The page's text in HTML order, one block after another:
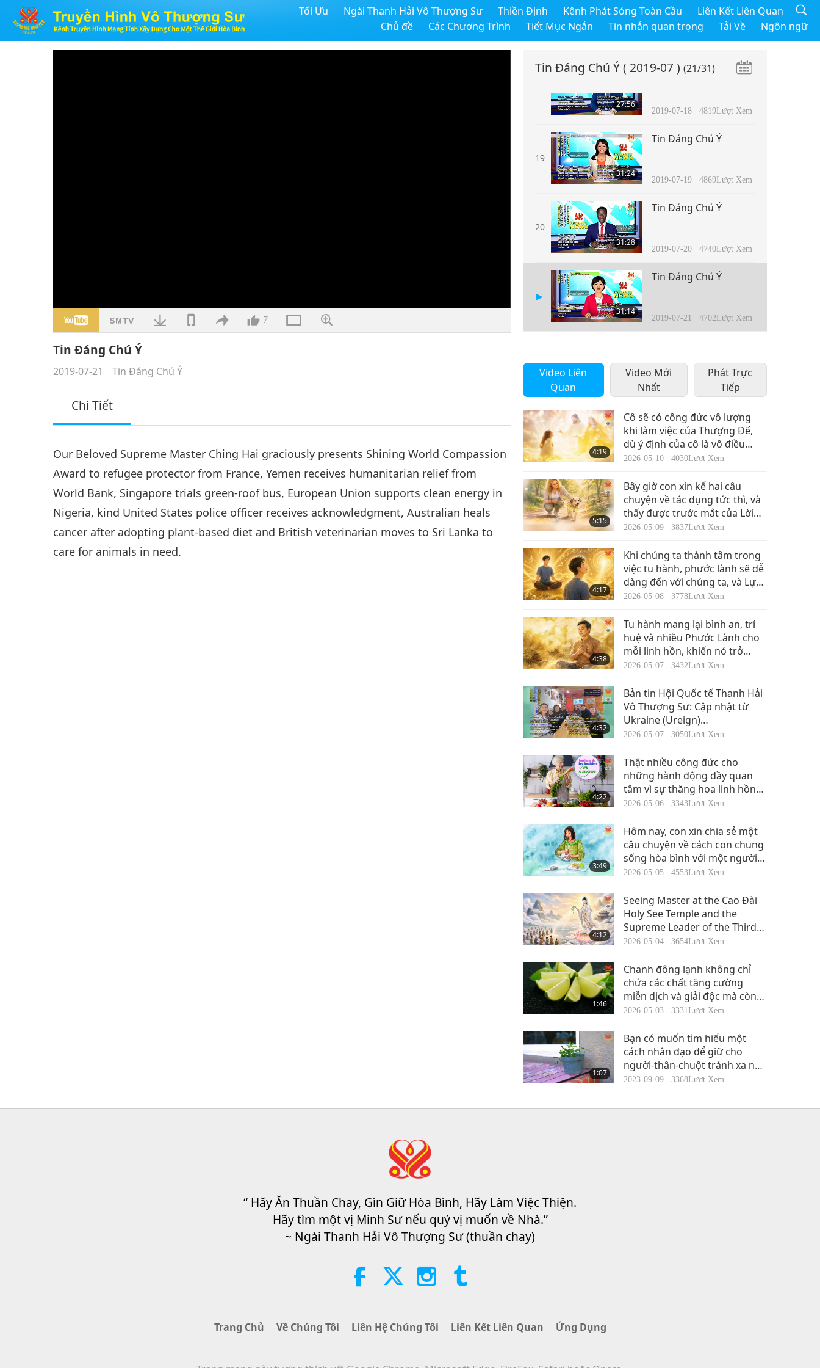
Tối Ưu Ngài Thanh Hải Vô Thượng Sư Thiền Định Kênh Phát Sóng Toàn Cầu
Liên Kết Liên Quan
Chủ đề
Các Chương Trình Tiết Mục Ngắn Tin nhắn quan trọng Tải Về Ngôn ngữ
7
Tin Đáng Chú Ý
2019-07-21 Tin Đáng Chú Ý
Chi Tiết
Our Beloved Supreme Master Ching Hai graciously presents Shining World Compassion
Award to refugee protector from France, Yemen receives humanitarian relief from
World Bank, Singapore trials green-roof bus, European Union supports clean energy in
Nigeria, kind United States police officer receives acknowledgment, Australian heals
cancer after adopting plant-based diet and British veterinarian moves to Sri Lanka to
care for animals in need.
Tin Đáng Chú Ý( 2019-07 ) (21/31)
17
2019-07-174817Lượt Xem
27:56
Tin Đáng Chú Ý
2019-07-18 4819Lượt Xem
19
31:24
Tin Đáng Chú Ý
2019-07-19 4869Lượt Xem
20
31:28
Tin Đáng Chú Ý
2019-07-20 4740Lượt Xem
31:14
Tin Đáng Chú Ý
2019-07-21 4702Lượt Xem
22
2019-07-22 Lượt Xem
23
37:20
Tin Đáng Chú Ý
2019-07-234928Lượt Xem
24
30:20
Tin Đáng Chú Ý
2019-07-244600Lượt Xem
25
32:12
Tin Đáng Chú Ý
2019-07-254682Lượt Xem
26
31:38
Tin Đáng Chú Ý
2019-07-264531Lượt Xem
27
31:29
Tin Đáng Chú Ý
2019-07-274622Lượt Xem
28
32:31
Tin Đáng Chú Ý
2019-07-284688Lượt Xem
29
30:42
Tin Đáng Chú Ý
2019-07-294968Lượt Xem
30
33:45
Tin Đáng Chú Ý
2019-07-304909Lượt Xem
31
29:26
Tin Đáng Chú Ý
2019-07-314782Lượt Xem
Video Liên
Quan
Video Mới
Nhất
Phát Trực
Tiếp
4:19
Cô sẽ có công đức vô lượng
khi làm việc của Thượng Đế,
dù ý định của cô là vô điều
kiện!” dù ý định của cô là vô
2026-05-10 4030Lượt Xem
5:15
Bây giờ con xin kể hai câu
chuyện về tác dụng tức thì, và
thấy được trước mắt của Lời
Cầu Nguyện Hằng Ngày Mạnh
2026-05-09 3837Lượt Xem
4:17
Khi chúng ta thành tâm trong
việc tu hành, phước lành sẽ dễ
dàng đến với chúng ta, và Lực
Lượng Minh Sư có thể sắp xếp
những cách thuận lợi ngay cả
khi hoàn cảnh có vẻ hạn chế.
2026-05-08 3778Lượt Xem
4:38
Tu hành mang lại bình an, trí
huệ và nhiều Phước Lành cho
mỗi linh hồn, khiến nó trở
thành điều quan trọng nhất
cuộc đời này.
2026-05-07 3432Lượt Xem
4:32
Bản tin Hội Quốc tế Thanh Hải
Vô Thượng Sư: Cập nhật từ
Ukraine (Ureign)…
2026-05-07 3050Lượt Xem
4:22
Thật nhiều công đức cho
những hành động đầy quan
tâm vì sự thăng hoa linh hồn
của các đồng cư dân chúng ta.
2026-05-06 3343Lượt Xem
3:49
Hôm nay, con xin chia sẻ một
câu chuyện về cách con chung
sống hòa bình với một người-
thân-chuột.
2026-05-05 4553Lượt Xem
4:12
Seeing Master at the Cao Đài
Holy See Temple and the
Supreme Leader of the Third
Universal Salvation
2026-05-04 3654Lượt Xem
1:46
Chanh đông lạnh không chỉ
chứa các chất tăng cường
miễn dịch và giải độc mà còn
hỗ trợ tiêu hóa và trao đổi
2026-05-03 3331Lượt Xem
1:07
Bạn có muốn tìm hiểu một
cách nhân đạo để giữ cho
người-thân-chuột tránh xa nhà
bạn không?
2023-09-09 3368Lượt Xem
“ Hãy Ăn Thuần Chay, Gìn Giữ Hòa Bình, Hãy Làm Việc Thiện.
Hãy tìm một vị Minh Sư nếu quý vị muốn về Nhà.”
~ Ngài Thanh Hải Vô Thượng Sư (thuần chay)
Trang Chủ Về Chúng Tôi Liên Hệ Chúng Tôi Liên Kết Liên Quan Ứng Dụng